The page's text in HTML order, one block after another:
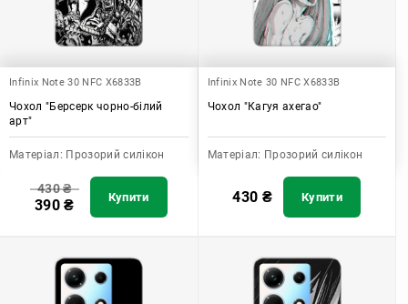
Infinix Note 30 NFC X6833B
Чохол "Берсерк чорно-білий
арт"
Матеріал: Прозорий силікон
430₴
390₴ Купити
Infinix Note 30 NFC X6833B
Чохол "Кагуя ахегао"
Матеріал: Прозорий силікон
430 ₴ Купити